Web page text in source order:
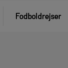
Fodboldrejser